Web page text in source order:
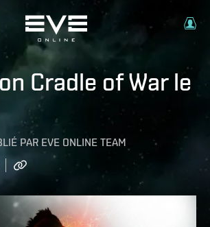
Cradle of War le
PAR EVE ONLINE TEAM